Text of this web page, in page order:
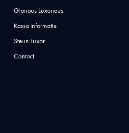
Glorious Luxorious
Kassa informatie
Steun Luxor
Contact